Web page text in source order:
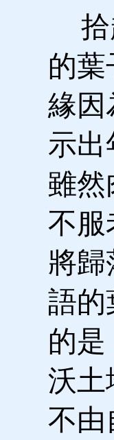
拾
的
緣因
示出
雖然
不服
將
語的
的
沃土
不由